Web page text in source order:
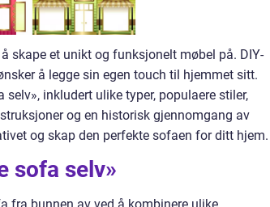
skape et unikt og funksjonelt møbel på. DIY-
å legge sin egen touch til hjemmet sitt.
inkludert ulike typer, populaere stiler,
og en historisk gjennomgang av
og skap den perfekte sofaen for ditt hjem.
sofa selv»